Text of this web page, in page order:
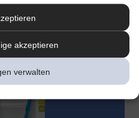
akzeptieren
verwalten